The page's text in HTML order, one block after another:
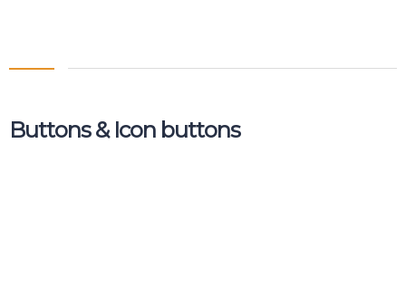
Buttons & Icon buttons